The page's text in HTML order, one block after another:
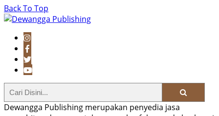
Back To Top
Dewangga Publishing merupakan penyedia jasa